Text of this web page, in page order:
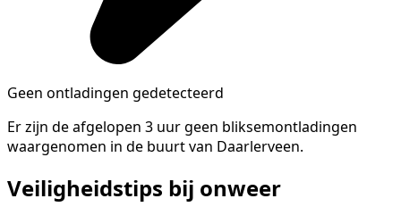
Geen ontladingen gedetecteerd
Er zijn de afgelopen 3 uur geen bliksemontladingen
waargenomen in de buurt van Daarlerveen.
Veiligheidstips bij onweer